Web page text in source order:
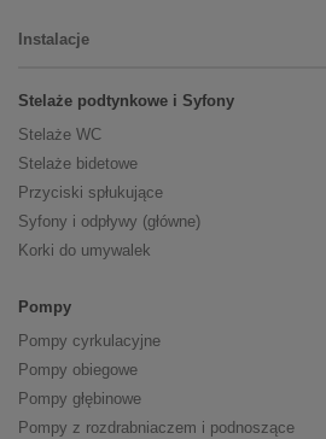
Instalacje
Stelaże podtynkowe i Syfony
Stelaże WC
Stelaże bidetowe
Przyciski spłukujące
Syfony i odpływy (główne)
Korki do umywalek
Pompy
Pompy cyrkulacyjne
Pompy obiegowe
Pompy głębinowe
Pompy z rozdrabniaczem i podnoszące